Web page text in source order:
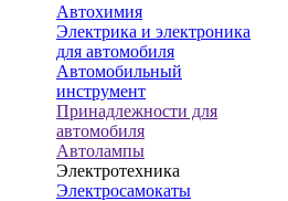
Автохимия
Электрика и электроника
для автомобиля
Автомобильный
инструмент
Принадлежности для
автомобиля
Автолампы
Электротехника
Электросамокаты